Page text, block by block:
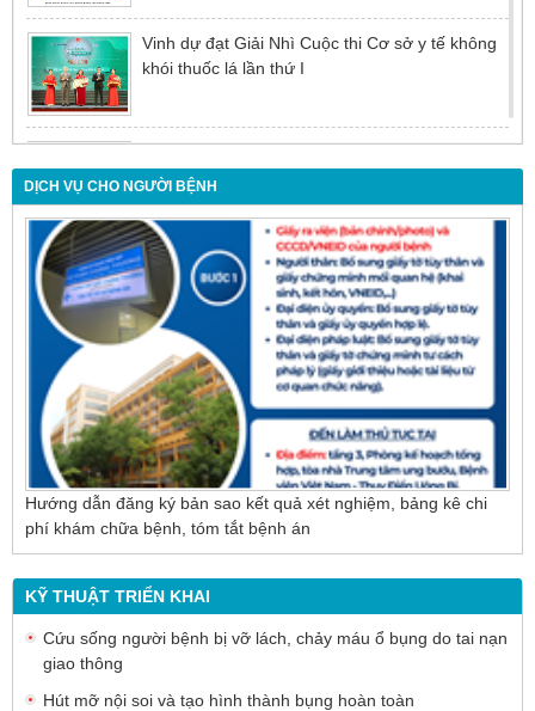
Vinh dự đạt Giải Nhì Cuộc thi Cơ sở y tế không
khói thuốc lá lần thứ I
Đừng để tuổi tác là rào cản khiến việc điều trị bị
chậm trễ
Nội soi mật tụy ngược dòng – Giải pháp tối ưu
cho người bệnh sỏi ống mật chủ
DỊCH VỤ CHO NGƯỜI BỆNH
Hướng dẫn đăng ký bản sao kết quả xét nghiệm, bảng kê chi
phí khám chữa bệnh, tóm tắt bệnh án
KỸ THUẬT TRIỂN KHAI
Cứu sống người bệnh bị vỡ lách, chảy máu ổ bụng do tai nạn
giao thông
Hút mỡ nội soi và tạo hình thành bụng hoàn toàn